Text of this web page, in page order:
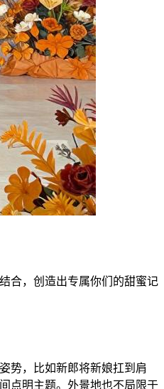
合，创造出专属你们的甜蜜记
势，比如新郎将新娘扛到肩
点明主题。外景地也不局限于